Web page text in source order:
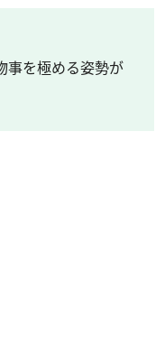
事を極める姿勢が